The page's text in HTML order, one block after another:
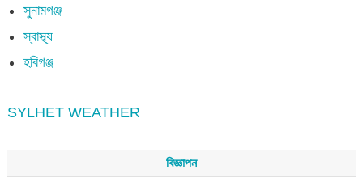
সুনামগঞ্জ
স্বাস্থ্য
হবিগঞ্জ
SYLHET WEATHER
বিজ্ঞাপন